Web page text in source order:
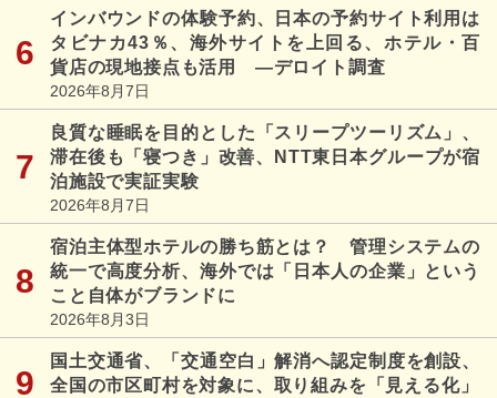
インバウンドの体験予約、日本の予約サイト利用は
タビナカ43％、海外サイトを上回る、ホテル・百
貨店の現地接点も活用 ―デロイト調査
2026年8月7日
良質な睡眠を目的とした「スリープツーリズム」、
滞在後も「寝つき」改善、NTT東日本グループが宿
泊施設で実証実験
2026年8月7日
宿泊主体型ホテルの勝ち筋とは？ 管理システムの
統一で高度分析、海外では「日本人の企業」という
こと自体がブランドに
2026年8月3日
国土交通省、「交通空白」解消へ認定制度を創設、
全国の市区町村を対象に、取り組みを「見える化」